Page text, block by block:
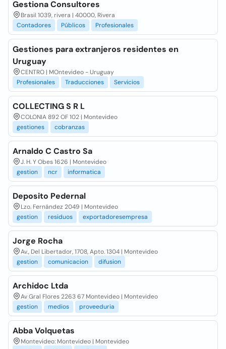
Gestiona Consultores
Brasil 1039, rivera | 40000, Rivera
Contadores
Públicos Profesionales
Gestiones para extranjeros residentes en
Uruguay
CENTRO | MOntevideo - Uruguay
Profesionales
Traducciones Servicios
COLLECTING S R L
COLONIA 892 OF 102 | Montevideo
gestiones
cobranzas
Arnaldo C Castro Sa
J. H. Y Obes 1626 | Montevideo
gestion
ncr informatica
Deposito Pedernal
Lzo. Fernández 2049 | Montevideo
gestion
residuos exportadoresempresa
Jorge Rocha
Av., Del Libertador, 1708, Apto. 1304 | Montevideo
gestion
comunicacion difusion
Archidoc Ltda
Av Gral Flores 2263 67 Montevideo | Montevideo
gestion
medios proveeduria
Abba Volquetas
Montevideo: Montevideo | Montevideo